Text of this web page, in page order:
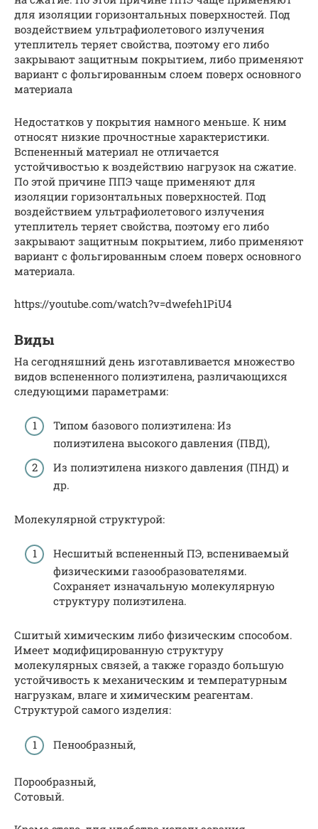
для изоляции горизонтальных поверхностей. Под
воздействием ультрафиолетового излучения
утеплитель теряет свойства, поэтому его либо
закрывают защитным покрытием, либо применяют
вариант с фольгированным слоем поверх основного
материала
Недостатков у покрытия намного меньше. К ним
относят низкие прочностные характеристики.
Вспененный материал не отличается
устойчивостью к воздействию нагрузок на сжатие.
По этой причине ППЭ чаще применяют для
изоляции горизонтальных поверхностей. Под
воздействием ультрафиолетового излучения
утеплитель теряет свойства, поэтому его либо
закрывают защитным покрытием, либо применяют
вариант с фольгированным слоем поверх основного
материала.
https://youtube.com/watch?v=dwefeh1PiU4
Виды
На сегодняшний день изготавливается множество
видов вспененного полиэтилена, различающихся
следующими параметрами:
Типом базового полиэтилена: Из
полиэтилена высокого давления (ПВД),
Из полиэтилена низкого давления (ПНД) и
др.
Молекулярной структурой:
Несшитый вспененный ПЭ, вспениваемый
физическими газообразователями.
Сохраняет изначальную молекулярную
структуру полиэтилена.
Сшитый химическим либо физическим способом.
Имеет модифицированную структуру
молекулярных связей, а также гораздо большую
устойчивость к механическим и температурным
нагрузкам, влаге и химическим реагентам.
Структурой самого изделия:
Пенообразный,
Порообразный,
Сотовый.